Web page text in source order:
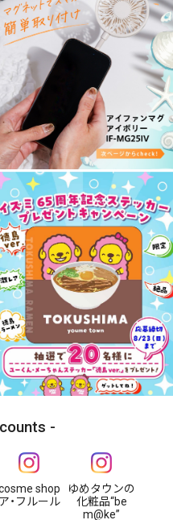
shop
ア・フルール
ゆめタウンの
化粧品“be
m@ke”